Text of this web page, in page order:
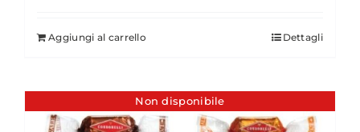
Aggiungi al carrello Dettagli
Non disponibile